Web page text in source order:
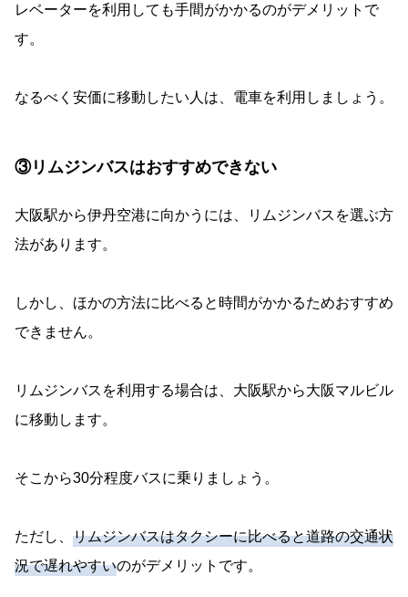
レベーターを利用しても手間がかかるのがデメリットで
す。
なるべく安価に移動したい人は、電車を利用しましょう。
③リムジンバスはおすすめできない
大阪駅から伊丹空港に向かうには、リムジンバスを選ぶ方
法があります。
しかし、ほかの方法に比べると時間がかかるためおすすめ
できません。
リムジンバスを利用する場合は、大阪駅から大阪マルビル
に移動します。
そこから30分程度バスに乗りましょう。
ただし、 リムジンバスはタクシーに比べると道路の交通状
況で遅れやすいのがデメリットです。